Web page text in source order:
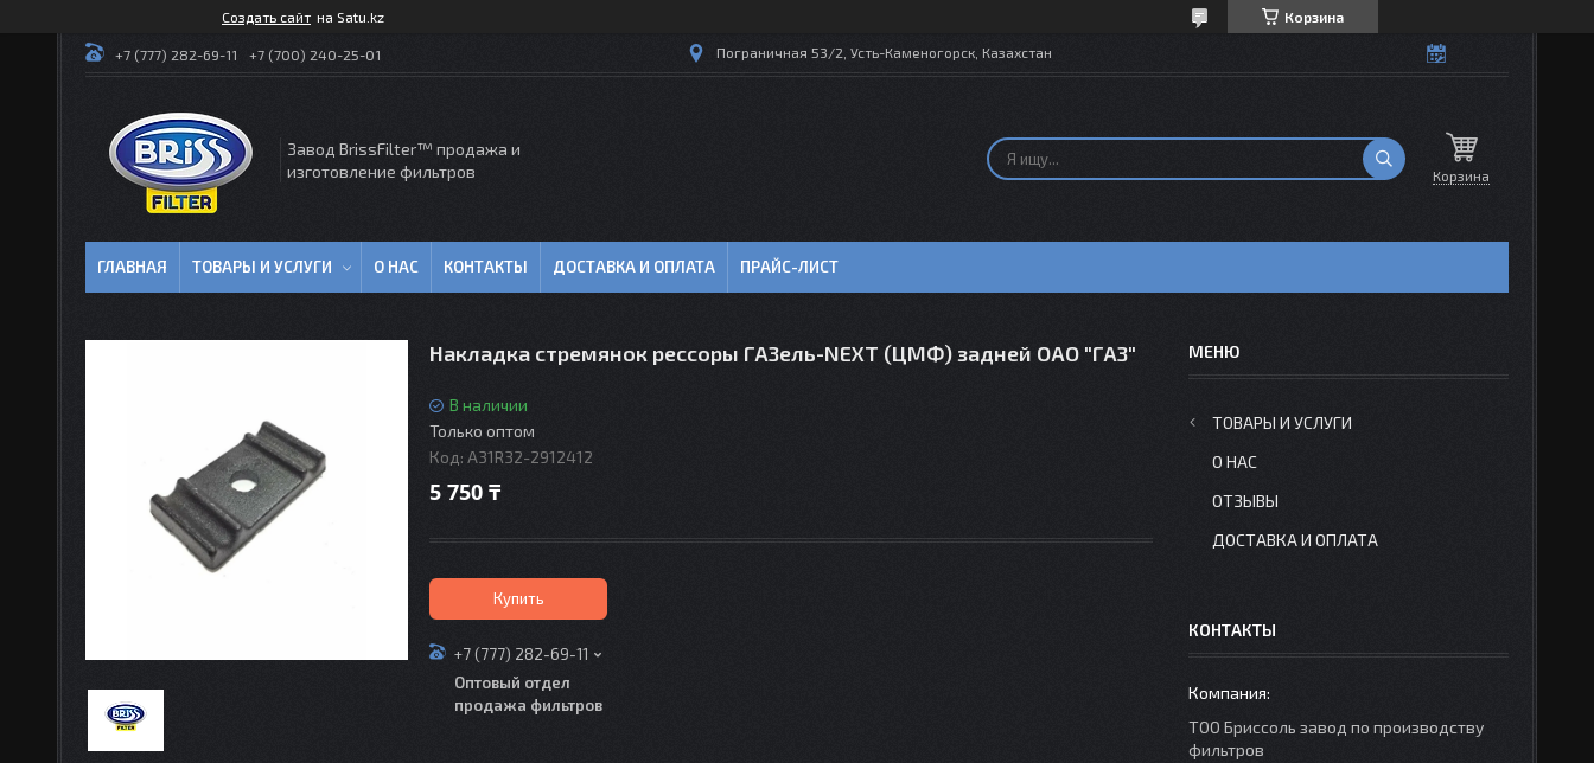
Создать сайт на Satu.kz Корзина
+7 (777) 282-69-11 +7 (700) 240-25-01 Пограничная 53/2, Усть-Каменогорск, Казахстан
Завод BrissFilter™ продажа и
изготовление фильтров
Корзина
ГЛАВНАЯ ТОВАРЫ И УСЛУГИ О НАС КОНТАКТЫ ДОСТАВКА И ОПЛАТА ПРАЙС-ЛИСТ
Накладка стремянок рессоры ГАЗель-NEXT (ЦМФ) задней ОАО "ГАЗ"
В наличии
Только оптом
Код: А31R32-2912412
5 750 ₸
Купить
+7 (777) 282-69-11
Оптовый отдел
продажа фильтров
ТОВАРЫ И УСЛУГИ
О НАС
ОТЗЫВЫ
ДОСТАВКА И ОПЛАТА
КОНТАКТЫ
ТОО Бриссоль завод по производству
фильтров